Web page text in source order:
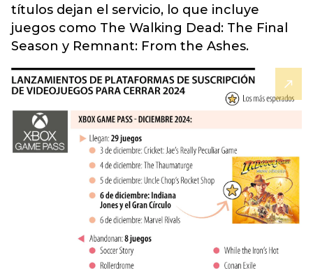
títulos dejan el servicio, lo que incluye
juegos como The Walking Dead: The Final
Season y Remnant: From the Ashes.